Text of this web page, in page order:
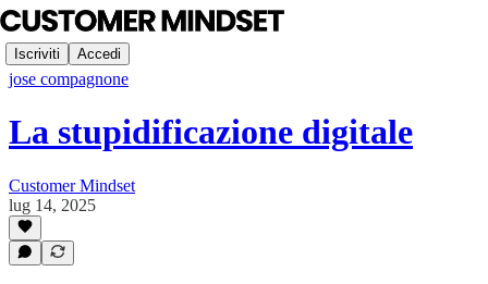
Iscriviti Accedi
jose compagnone
La stupidificazione digitale
Customer Mindset
lug 14, 2025